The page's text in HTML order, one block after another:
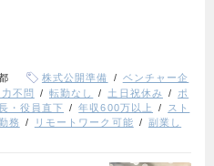
株式公開準備
ベンチャー企
不問 転勤なし 土日祝休み
ポ
・役員直下 年収600万以上
スト
務 リモートワーク可能
副業し